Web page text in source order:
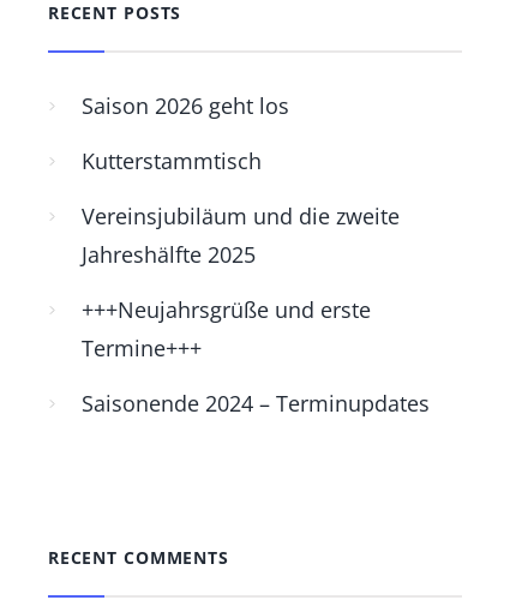
RECENT POSTS
Saison 2026 geht los
Kutterstammtisch
Vereinsjubiläum und die zweite
Jahreshälfte 2025
+++Neujahrsgrüße und erste
Termine+++
Saisonende 2024 – Terminupdates
RECENT COMMENTS